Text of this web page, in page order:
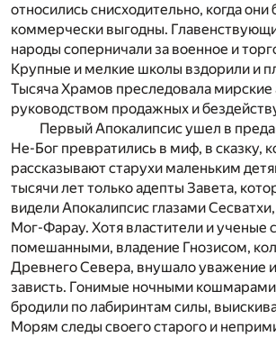
относились снисходительно, когда они
коммерчески выгодны.
народы соперничали за военное и
Крупные и мелкие школы вздорили и
Тысяча Храмов преследовала
руководством продажных и
Первый Апокалипсис ушел в
Не-Бог превратились в миф, в сказку,
рассказывают старухи маленьким
тысячи лет только адепты Завета,
видели Апокалипсис глазами
Мог-Фарау. Хотя властители и ученые
помешанными, владение Гнозисом,
Древнего Севера, внушало уважение
зависть. Гонимые ночными
бродили по лабиринтам силы,
Морям следы своего старого и